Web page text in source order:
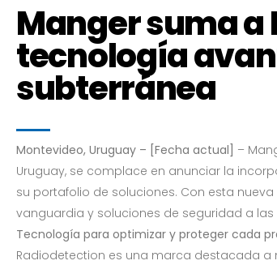
Manger suma
tecnología
subterránea
Montevideo, Uruguay – [Fecha actual] –
Uruguay, se complace en anunciar la
su portafolio de soluciones. Con esta
vanguardia y soluciones de seguridad a
Tecnología para optimizar y proteger cada
Radiodetection es una marca destacada a